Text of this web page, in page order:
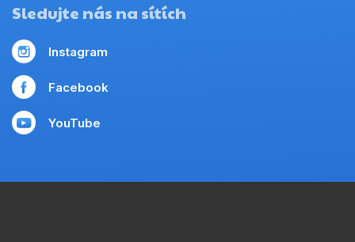
Sledujte nás na sítích
Instagram
Facebook
YouTube